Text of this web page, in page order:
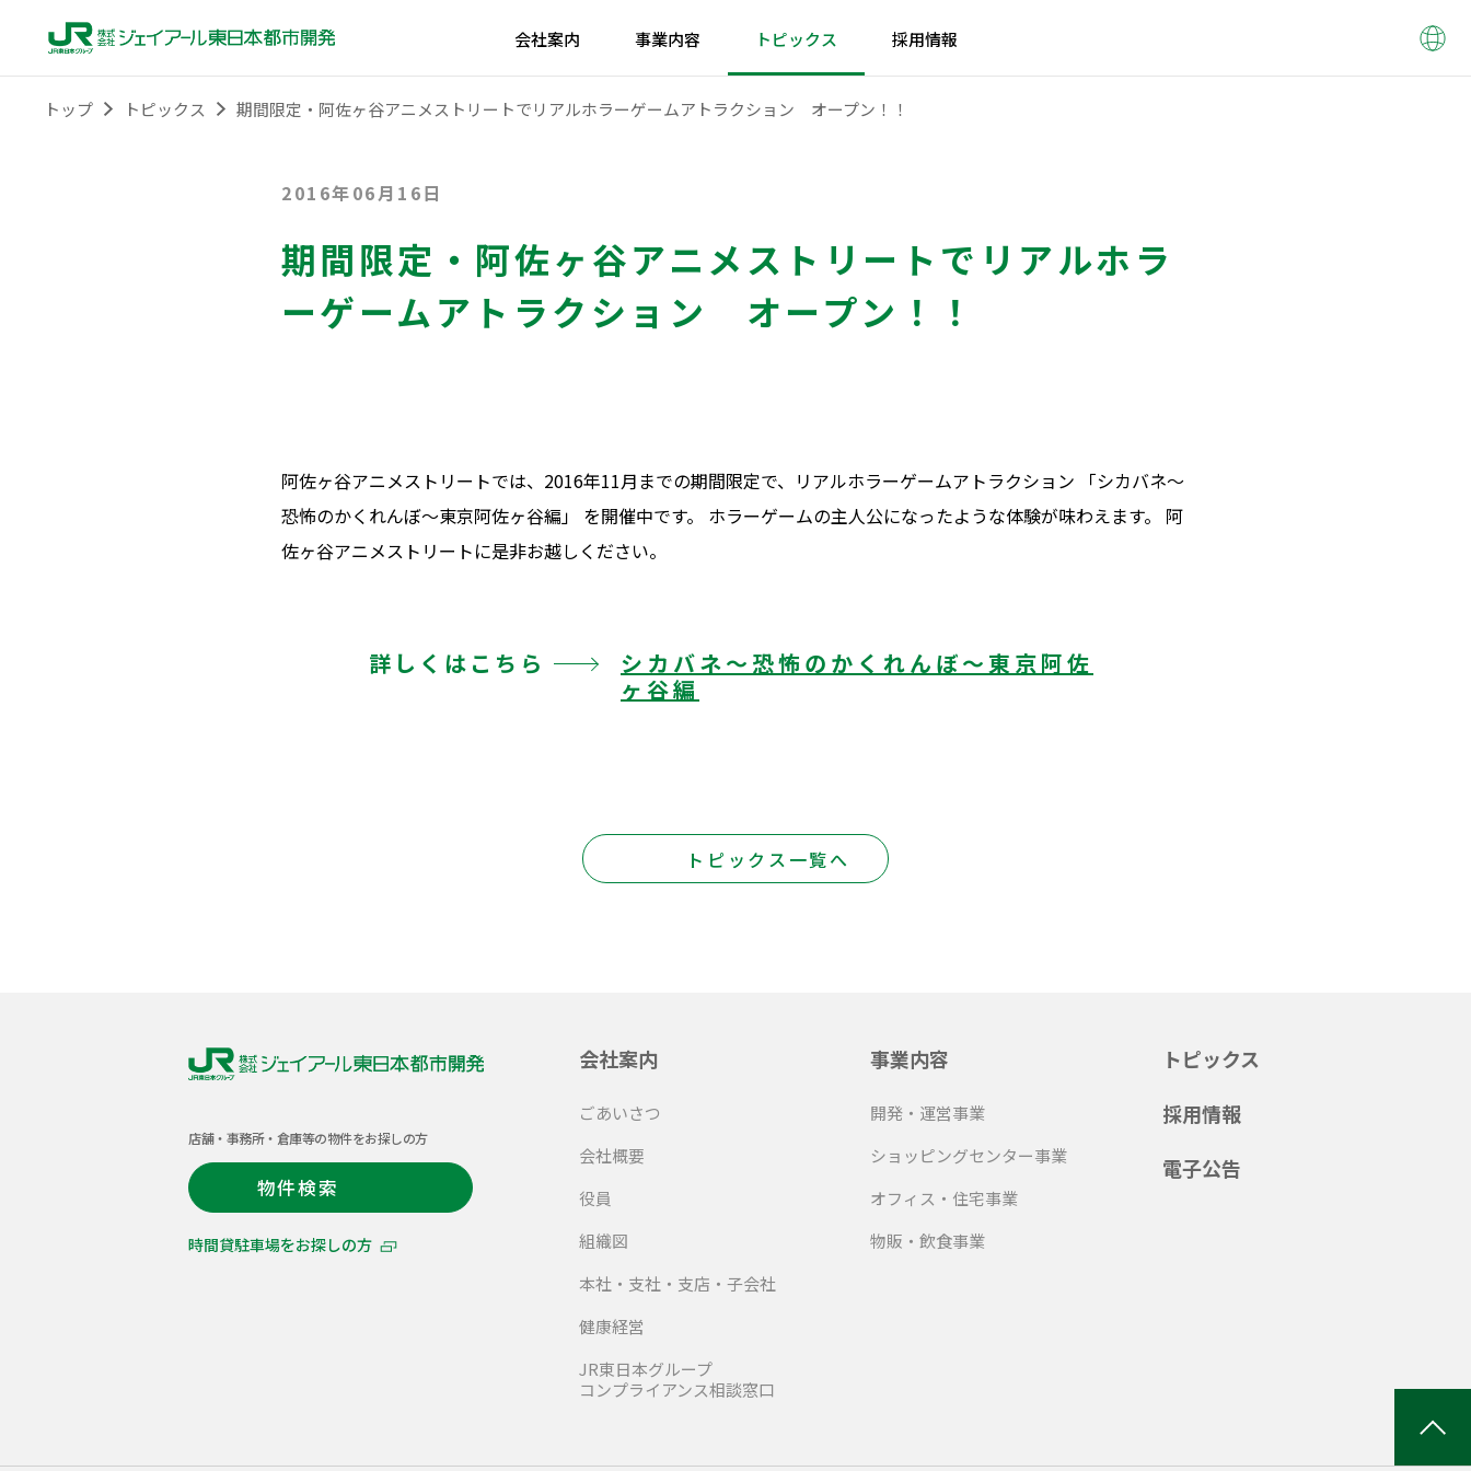
会社案内 事業内容 トピックス 採用情報
トップ トピックス 期間限定・阿佐ヶ谷アニメストリートでリアルホラーゲームアトラクション オープン！！
2016年06月16日
期間限定・阿佐ヶ谷アニメストリートでリアルホラ
ーゲームアトラクション オープン！！
阿佐ヶ谷アニメストリートでは、2016年11月までの期間限定で、リアルホラーゲームアトラクション 「シカバネ～
恐怖のかくれんぼ～東京阿佐ヶ谷編」 を開催中です。 ホラーゲームの主人公になったような体験が味わえます。 阿
佐ヶ谷アニメストリートに是非お越しください。
詳しくはこちら
シカバネ～恐怖のかくれんぼ～東京阿佐
ヶ谷編
トピックス一覧へ
会
社
ジ
イ
市
店舗・事務所・倉庫等の物件をお探しの方
物件検索
時間貸駐車場をお探しの方
会社案内
ごあいさつ
会社概要
役員
組織図
本社・支社・支店・子会社
健康経営
JR東日本グループ
コンプライアンス相談窓口
事業内容
開発・運営事業
ショッピングセンター事業
オフィス・住宅事業
物販・飲食事業
トピックス
採用情報
電子公告